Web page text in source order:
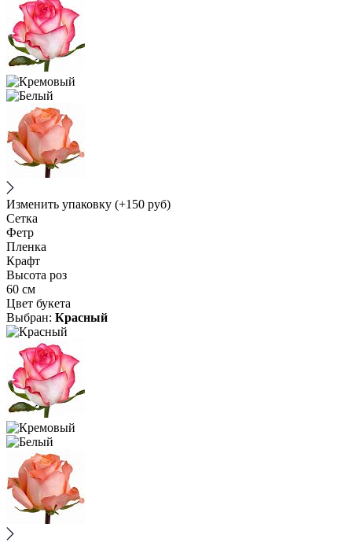
Изменить упаковку (+150 руб)
Сетка
Фетр
Пленка
Крафт
Высота роз
60 см
Цвет букета
Выбран: Красный